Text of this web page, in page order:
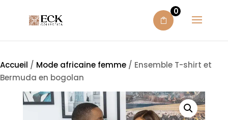
0
Accueil / Mode africaine femme / Ensemble T-shirt et
Bermuda en bogolan